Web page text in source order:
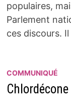
populaires,
Parlement
ces discours.
COMMUNIQUÉ